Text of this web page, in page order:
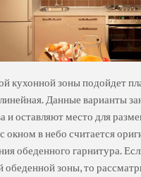
кухонной зоны подойдет
Данные варианты
и оставляют место для
окном в небо считается
обеденного гарнитура.
обеденной зоны, то